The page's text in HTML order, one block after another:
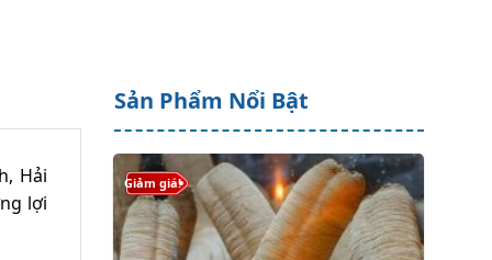
Hải
lợi
Sản Phẩm Nổi Bật
Giảm giá!